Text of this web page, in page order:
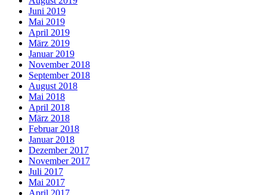
Juni 2019
Mai 2019
April 2019
März 2019
Januar 2019
November 2018
September 2018
August 2018
Mai 2018
April 2018
März 2018
Februar 2018
Januar 2018
Dezember 2017
November 2017
Juli 2017
Mai 2017
April 2017